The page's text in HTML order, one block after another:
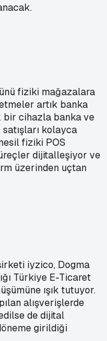
fiziki mağazalara
artık banka
bir cihazla banka ve
kolayca
fiziki POS
dijitalleşiyor ve
üzerinden uçtan
iyzico, Dogma
Türkiye E-Ticaret
ışık tutuyor.
alışverişlerde
de dijital
girildiği